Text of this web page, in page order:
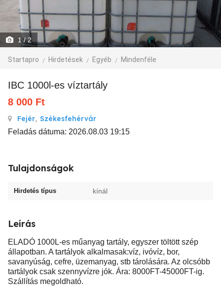
1/ 2
Startapro Hirdetések Egyéb Mindenféle
IBC 1000l-es víztartály
8 000 Ft
Fejér, Székesfehérvár
Feladás dátuma: 2026.08.03 19:15
Tulajdonságok
Hirdetés típus kínál
Leírás
ELADÓ 1000L-es műanyag tartály, egyszer töltött szép
állapotban. A tartályok alkalmasak:víz, ivóvíz, bor,
savanyúság, cefre, üzemanyag, stb tárolására. Az olcsóbb
tartályok csak szennyvízre jók. Ára: 8000FT-45000FT-ig.
Szállítás megoldható.